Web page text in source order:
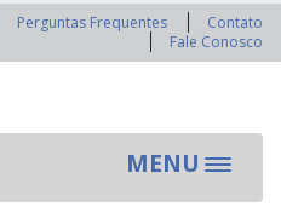
Perguntas Frequentes
Contato
Fale Conosco
MENU
Toggle